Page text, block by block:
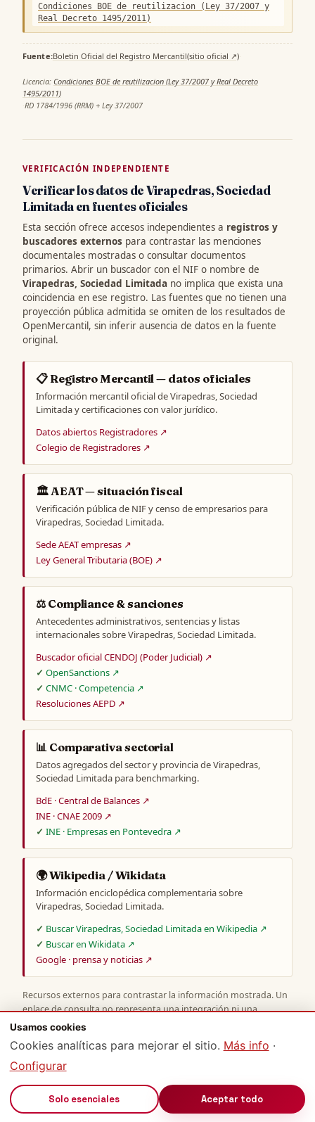
Condiciones BOE de reutilizacion (Ley 37/2007 y
Real Decreto 1495/2011)
Fuente:Boletin Oficial del Registro Mercantil(sitio oficial ↗)·
Licencia: Condiciones BOE de reutilizacion (Ley 37/2007 y Real Decreto
1495/2011)
·RD 1784/1996 (RRM) + Ley 37/2007
VERIFICACIÓN INDEPENDIENTE
Verificar los datos de Virapedras, Sociedad
Limitada en fuentes oficiales
Esta sección ofrece accesos independientes a registros y
buscadores externos para contrastar las menciones
documentales mostradas o consultar documentos
primarios. Abrir un buscador con el NIF o nombre de
Virapedras, Sociedad Limitada no implica que exista una
coincidencia en ese registro. Las fuentes que no tienen una
proyección pública admitida se omiten de los resultados de
OpenMercantil, sin inferir ausencia de datos en la fuente
original.
📋 Registro Mercantil — datos oficiales
Información mercantil oficial de Virapedras, Sociedad
Limitada y certificaciones con valor jurídico.
Datos abiertos Registradores ↗
Colegio de Registradores ↗
🏛️ AEAT — situación fiscal
Verificación pública de NIF y censo de empresarios para
Virapedras, Sociedad Limitada.
Sede AEAT empresas ↗
Ley General Tributaria (BOE) ↗
⚖️ Compliance & sanciones
Antecedentes administrativos, sentencias y listas
internacionales sobre Virapedras, Sociedad Limitada.
Buscador oficial CENDOJ (Poder Judicial) ↗
OpenSanctions ↗
CNMC · Competencia ↗
Resoluciones AEPD ↗
📊 Comparativa sectorial
Datos agregados del sector y provincia de Virapedras,
Sociedad Limitada para benchmarking.
BdE · Central de Balances ↗
INE · CNAE 2009 ↗
INE · Empresas en Pontevedra ↗
🌍 Wikipedia / Wikidata
Información enciclopédica complementaria sobre
Virapedras, Sociedad Limitada.
Buscar Virapedras, Sociedad Limitada en Wikipedia ↗
Buscar en Wikidata ↗
Google · prensa y noticias ↗
Recursos externos para contrastar la información mostrada. Un
enlace de consulta no representa una integración ni una
coincidencia comprobada.
Registro Mercantil competente o certificaciones del registrador.
Usamos cookies
Cookies analíticas para mejorar el sitio. Más info ·
Configurar
Solo esenciales Aceptar todo